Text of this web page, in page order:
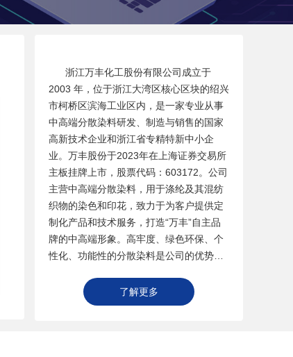
浙江万丰化工股份有限公司成立于
2003 年，位于浙江大湾区核心区块的绍兴
市柯桥区滨海工业区内，是一家专业从事
中高端分散染料研发、制造与销售的国家
高新技术企业和浙江省专精特新中小企
业。万丰股份于2023年在上海证券交易所
主板挂牌上市，股票代码：603172。公司
主营中高端分散染料，用于涤纶及其混纺
织物的染色和印花，致力于为客户提供定
制化产品和技术服务，打造“万丰”自主品
牌的中高端形象。高牢度、绿色环保、个
性化、功能性的分散染料是公司的优势产
域、汽车内饰领域。公司主要染料产品系
列有：ECO TEX系列、PUD系列、XT系
了解更多